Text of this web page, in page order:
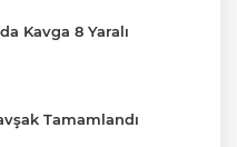
Kavga 8 Yaralı
Tamamlandı